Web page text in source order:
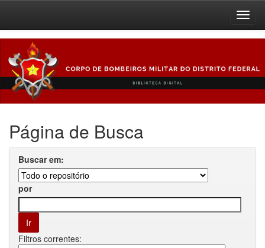
navigation
Página de Busca
Buscar em:
por
Filtros correntes: